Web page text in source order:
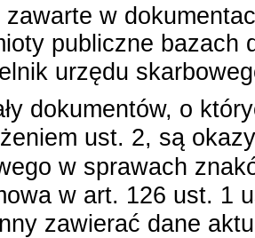
zawarte w
publiczne bazach
urzędu
dokumentów, o
ust. 2, są
w sprawach
w art. 126 ust. 1
zawierać dane